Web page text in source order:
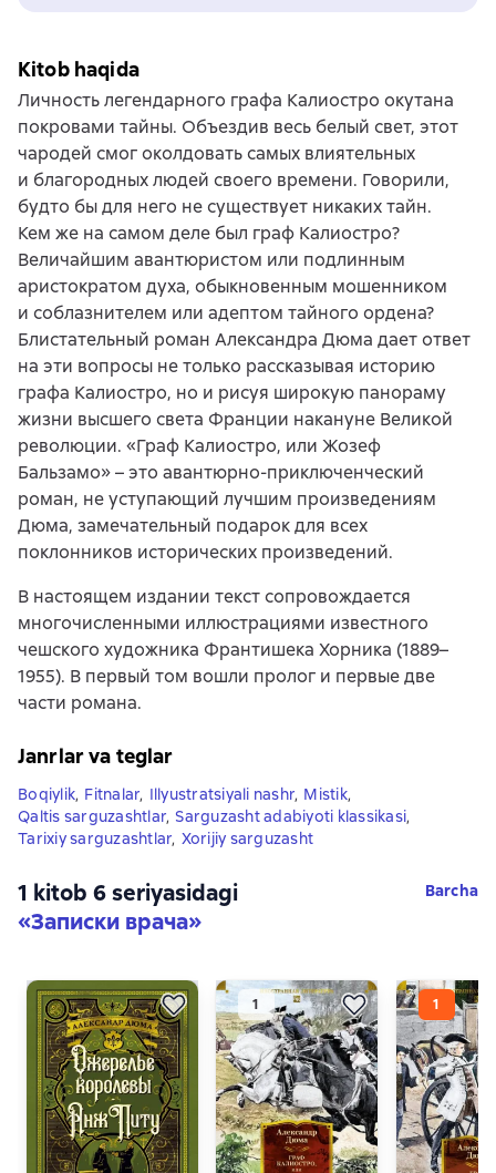
Kitob haqida
Личность легендарного графа Калиостро окутана
покровами тайны. Объездив весь белый свет, этот
чародей смог околдовать самых влиятельных
и благородных людей своего времени. Говорили,
будто бы для него не существует никаких тайн.
Кем же на самом деле был граф Калиостро?
Величайшим авантюристом или подлинным
аристократом духа, обыкновенным мошенником
и соблазнителем или адептом тайного ордена?
Блистательный роман Александра Дюма дает ответ
на эти вопросы не только рассказывая историю
графа Калиостро, но и рисуя широкую панораму
жизни высшего света Франции накануне Великой
революции. «Граф Калиостро, или Жозеф
Бальзамо» – это авантюрно-приключенческий
роман, не уступающий лучшим произведениям
Дюма, замечательный подарок для всех
поклонников исторических произведений.
В настоящем издании текст сопровождается
многочисленными иллюстрациями известного
чешского художника Франтишека Хорника (1889–
1955). В первый том вошли пролог и первые две
части романа.
Janrlar va teglar
Boqiylik, Fitnalar, Illyustratsiyali nashr, Mistik,
Qaltis sarguzashtlar, Sarguzasht adabiyoti klassikasi,
Tarixiy sarguzashtlar, Xorijiy sarguzasht
1 kitob 6 seriyasidagi
«Записки врача»
Barcha